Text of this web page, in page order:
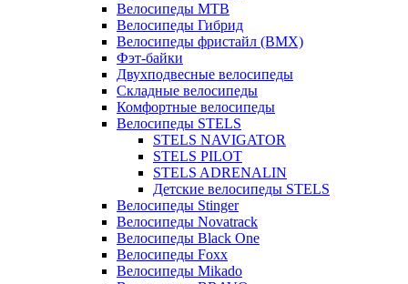
Велосипеды MTB
Велосипеды Гибрид
Велосипеды фристайл (BMX)
Фэт-байки
Двухподвесные велосипеды
Складные велосипеды
Комфортные велосипеды
Велосипеды STELS
STELS NAVIGATOR
STELS PILOT
STELS ADRENALIN
Детские велосипеды STELS
Велосипеды Stinger
Велосипеды Novatrack
Велосипеды Black One
Велосипеды Foxx
Велосипеды Mikado